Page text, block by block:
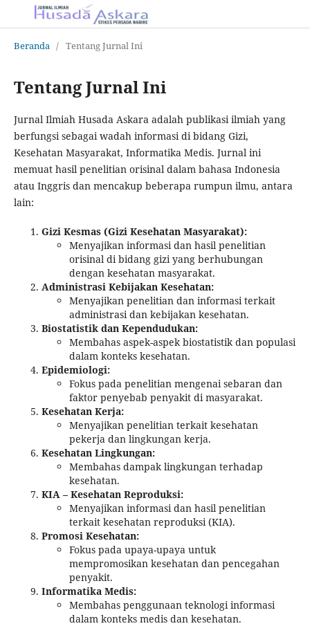
Beranda / Tentang Jurnal Ini
Tentang Jurnal Ini
Jurnal Ilmiah Husada Askara adalah publikasi ilmiah yang
berfungsi sebagai wadah informasi di bidang Gizi,
Kesehatan Masyarakat, Informatika Medis. Jurnal ini
memuat hasil penelitian orisinal dalam bahasa Indonesia
atau Inggris dan mencakup beberapa rumpun ilmu, antara
lain:
Gizi Kesmas (Gizi Kesehatan Masyarakat):
Menyajikan informasi dan hasil penelitian
orisinal di bidang gizi yang berhubungan
dengan kesehatan masyarakat.
Administrasi Kebijakan Kesehatan:
Menyajikan penelitian dan informasi terkait
administrasi dan kebijakan kesehatan.
Biostatistik dan Kependudukan:
Membahas aspek-aspek biostatistik dan populasi
dalam konteks kesehatan.
Epidemiologi:
Fokus pada penelitian mengenai sebaran dan
faktor penyebab penyakit di masyarakat.
Kesehatan Kerja:
Menyajikan penelitian terkait kesehatan
pekerja dan lingkungan kerja.
Kesehatan Lingkungan:
Membahas dampak lingkungan terhadap
kesehatan.
KIA – Kesehatan Reproduksi:
Menyajikan informasi dan hasil penelitian
terkait kesehatan reproduksi (KIA).
Promosi Kesehatan:
Fokus pada upaya-upaya untuk
mempromosikan kesehatan dan pencegahan
penyakit.
Informatika Medis:
Membahas penggunaan teknologi informasi
dalam konteks medis dan kesehatan.